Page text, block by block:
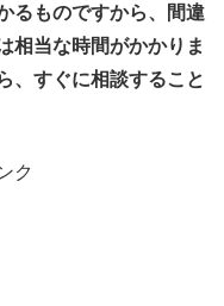
るものですから、間違
相当な時間がかかりま
、すぐに相談すること
ク